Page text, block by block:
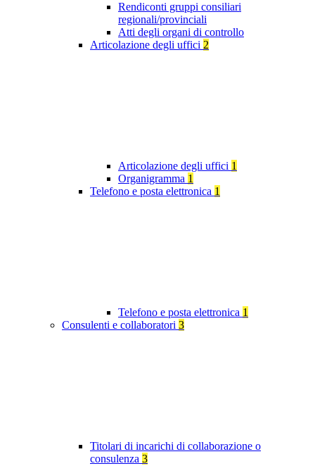
Rendiconti gruppi consiliari
regionali/provinciali
Atti degli organi di controllo
Articolazione degli uffici 2
Articolazione degli uffici 1
Organigramma 1
Telefono e posta elettronica 1
Telefono e posta elettronica 1
Consulenti e collaboratori 3
Titolari di incarichi di collaborazione o
consulenza 3